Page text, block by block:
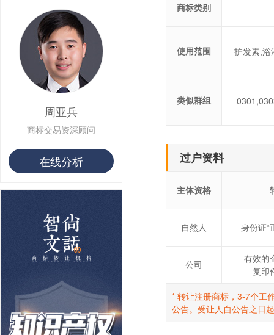
用户 S**8 购买 专***
用户 S**14 购买 宅***
用户 S**26 购买 图***
用户 S**10 购买 侯***
用户 S**16 购买 火***
用户 S**25 购买 水***
用户 S**33 购买 巴***
用户 S**80 购买 王***
用户 S**19 购买 T***
用户 S**22 购买 茶***
周亚兵
商标交易资深顾问
在线分析
商标类别
使用范围 护发素,浴
类似群组
过户资料
主体资格
自然人 身份证“
公司
有效的
复印
* 转让注册商标，3-7个工
公告。受让人自公告之日